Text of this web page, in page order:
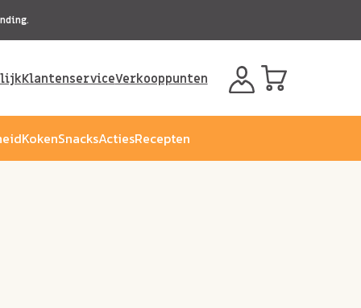
KlantenserviceVerkooppunten
KokenSnacksActiesRecepten